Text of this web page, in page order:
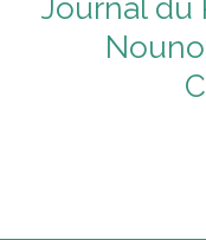
Journal du